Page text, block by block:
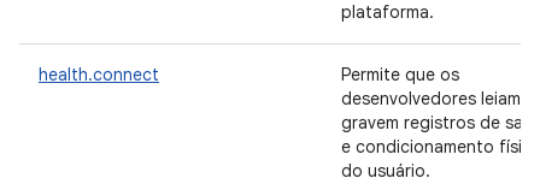
plataforma.
health.connect
Permite que os
desenvolvedores leiam
gravem registros de
e condicionamento
do usuário.